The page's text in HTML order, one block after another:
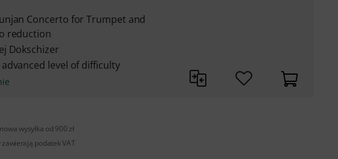
Concerto for Trumpet and
reduction
Dokschizer
level of difficulty
wysyłka od 900 zł
zawierają podatek VAT